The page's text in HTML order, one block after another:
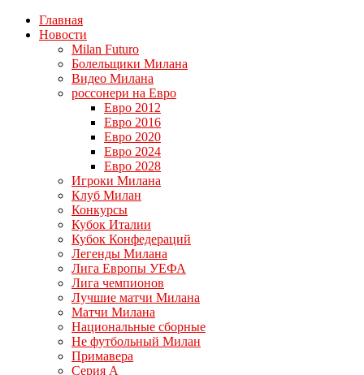
Главная
Новости
Milan Futuro
Болельщики Милана
Видео Милана
россонери на Евро
Евро 2012
Евро 2016
Евро 2020
Евро 2024
Евро 2028
Игроки Милана
Клуб Милан
Конкурсы
Кубок Италии
Кубок Конфедераций
Легенды Милана
Лига Европы УЕФА
Лига чемпионов
Лучшие матчи Милана
Матчи Милана
Национальные сборные
Не футбольный Милан
Примавера
Серия А